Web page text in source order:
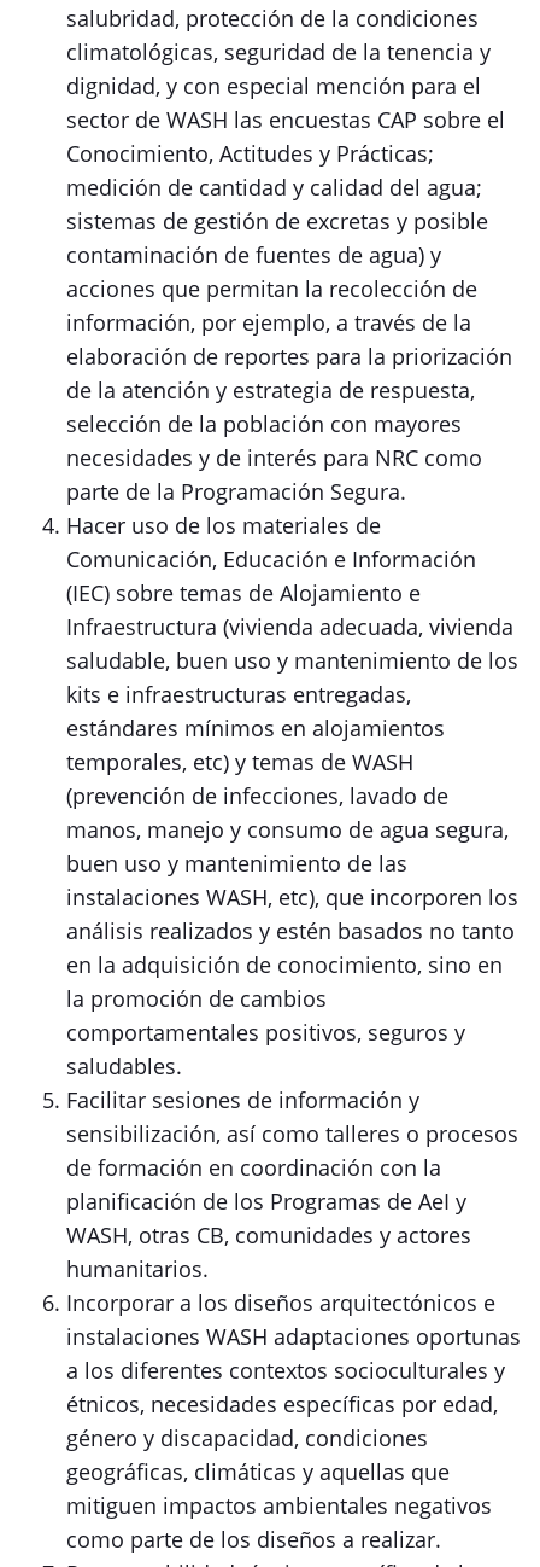
salubridad, protección de la condiciones
climatológicas, seguridad de la tenencia y
dignidad, y con especial mención para el
sector de WASH las encuestas CAP sobre el
Conocimiento, Actitudes y Prácticas;
medición de cantidad y calidad del agua;
sistemas de gestión de excretas y posible
contaminación de fuentes de agua) y
acciones que permitan la recolección de
información, por ejemplo, a través de la
elaboración de reportes para la priorización
de la atención y estrategia de respuesta,
selección de la población con mayores
necesidades y de interés para NRC como
parte de la Programación Segura.
Hacer uso de los materiales de
Comunicación, Educación e Información
(IEC) sobre temas de Alojamiento e
Infraestructura (vivienda adecuada, vivienda
saludable, buen uso y mantenimiento de los
kits e infraestructuras entregadas,
estándares mínimos en alojamientos
temporales, etc) y temas de WASH
(prevención de infecciones, lavado de
manos, manejo y consumo de agua segura,
buen uso y mantenimiento de las
instalaciones WASH, etc), que incorporen los
análisis realizados y estén basados no tanto
en la adquisición de conocimiento, sino en
la promoción de cambios
comportamentales positivos, seguros y
saludables.
Facilitar sesiones de información y
sensibilización, así como talleres o procesos
de formación en coordinación con la
planificación de los Programas de AeI y
WASH, otras CB, comunidades y actores
humanitarios.
Incorporar a los diseños arquitectónicos e
instalaciones WASH adaptaciones oportunas
a los diferentes contextos socioculturales y
étnicos, necesidades específicas por edad,
género y discapacidad, condiciones
geográficas, climáticas y aquellas que
mitiguen impactos ambientales negativos
como parte de los diseños a realizar.